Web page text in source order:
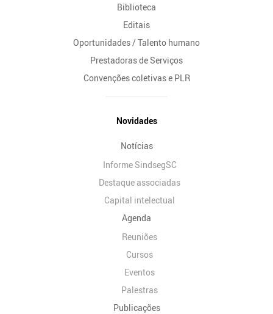
Biblioteca
Editais
Oportunidades / Talento humano
Prestadoras de Serviços
Convenções coletivas e PLR
Novidades
Notícias
Informe SindsegSC
Destaque associadas
Capital intelectual
Agenda
Reuniões
Cursos
Eventos
Palestras
Publicações